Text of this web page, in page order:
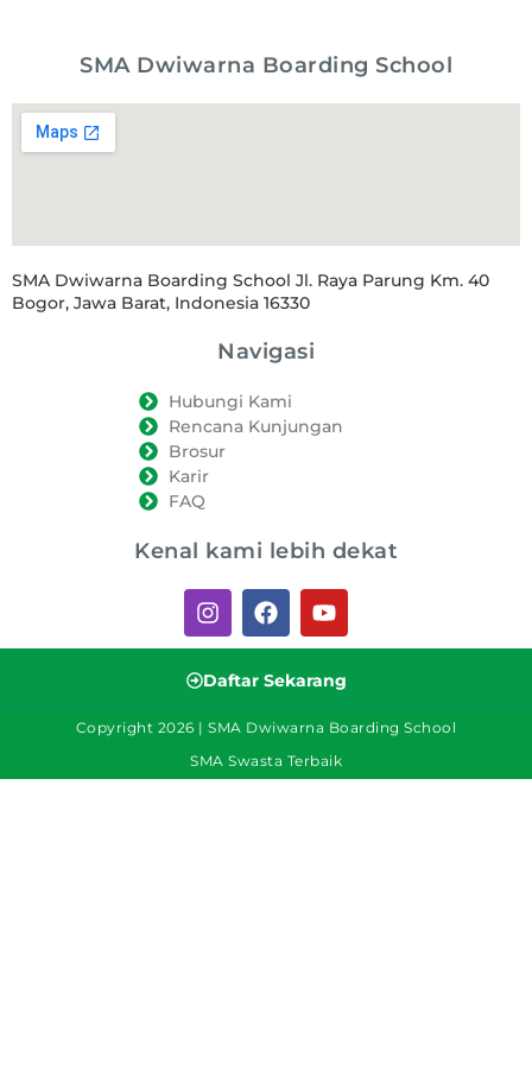
SMA Dwiwarna Boarding School
SMA Dwiwarna Boarding School Jl. Raya Parung Km. 40
Bogor, Jawa Barat, Indonesia 16330
Navigasi
Hubungi Kami
Rencana Kunjungan
Brosur
Karir
FAQ
Kenal kami lebih dekat
Daftar Sekarang
Copyright 2026 | SMA Dwiwarna Boarding School
SMA Swasta Terbaik